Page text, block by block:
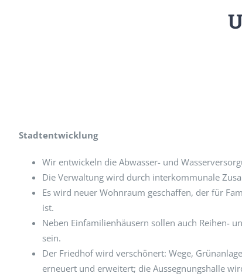
Stadtentwicklung
Wir entwickeln die Abwasser- und
Die Verwaltung wird durch interkommunale
Es wird neuer Wohnraum geschaffen, der für
ist.
Neben Einfamilienhäusern sollen auch Reihen-
sein.
Der Friedhof wird verschönert: Wege,
erneuert und erweitert; die Aussegnungshalle